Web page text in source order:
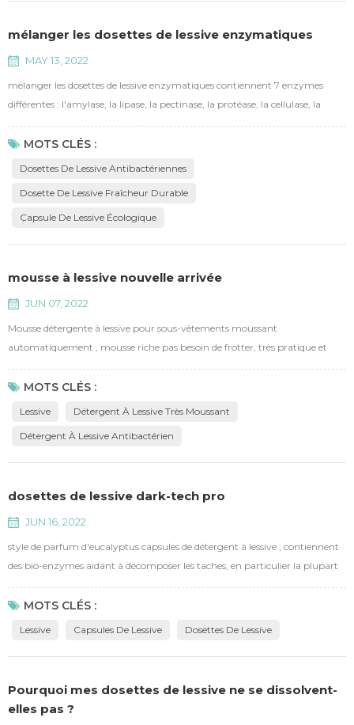
mélanger les dosettes de lessive enzymatiques
MAY 13, 2022
mélanger les dosettes de lessive enzymatiques contiennent 7 enzymes
différentes : l'amylase, la lipase, la pectinase, la protéase, la cellulase, la
mannase et la cellulase des boules de poils, permettent d'éliminer les taches
les plus courantes de notre vie quotidienne. avec un contenu actif ≥ 60 %,
MOTS CLÉS :
Dosettes De Lessive Antibactériennes
Dosette De Lessive Fraîcheur Durable
Capsule De Lessive Écologique
mousse à lessive nouvelle arrivée
JUN 07, 2022
Mousse détergente à lessive pour sous-vêtements moussant
automatiquement , mousse riche pas besoin de frotter, très pratique et
portable. contiennent des enzymes capables d'éliminer les taches de
protéines, et des parfums de fraîcheur durables. antibactériens et
nettoyants en profondeur éliminant les bactéries et les acariens. la mousse
MOTS CLÉS :
Lessive Détergent À Lessive Très Moussant
Détergent À Lessive Antibactérien
dosettes de lessive dark-tech pro
JUN 16, 2022
style de parfum d'eucalyptus capsules de détergent à lessive , contiennent
des bio-enzymes aidant à décomposer les taches, en particulier la plupart
des taches courantes quotidiennes. pendant ce temps, aident à protéger la
couleur des vêtements, lissent les fibres et empêchent la redéposition des
MOTS CLÉS :
Lessive Capsules De Lessive Dosettes De Lessive
Pourquoi mes dosettes de lessive ne se dissolvent-
elles pas ?